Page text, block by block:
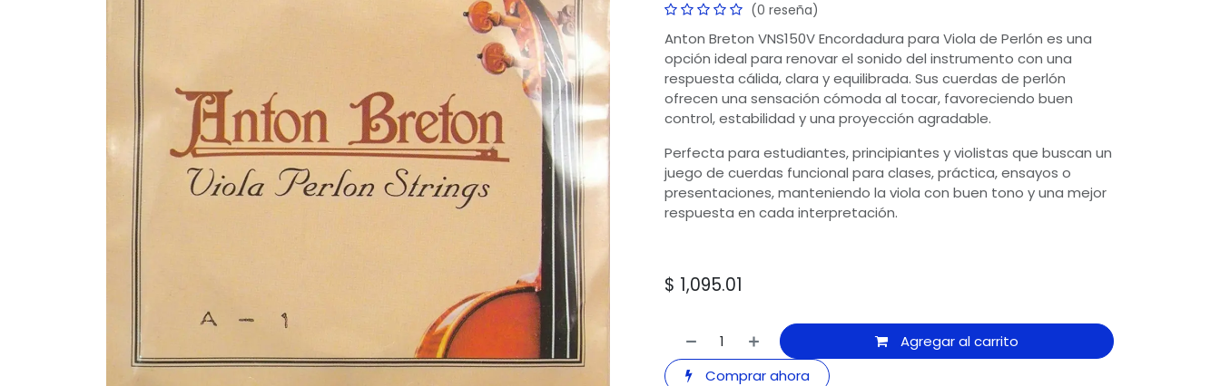
(0 reseña)
Anton Breton VNS150V Encordadura para Viola de Perlón es una
opción ideal para renovar el sonido del instrumento con una
respuesta cálida, clara y equilibrada. Sus cuerdas de perlón
ofrecen una sensación cómoda al tocar, favoreciendo buen
control, estabilidad y una proyección agradable.
Perfecta para estudiantes, principiantes y violistas que buscan un
juego de cuerdas funcional para clases, práctica, ensayos o
presentaciones, manteniendo la viola con buen tono y una mejor
respuesta en cada interpretación.
$ 1,095.01
Agregar al carrito
Comprar ahora